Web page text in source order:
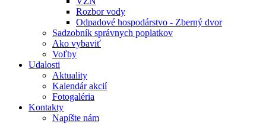
Rozbor vody
Odpadové hospodárstvo - Zberný dvor
Sadzobník správnych poplatkov
Ako vybaviť
Voľby
Udalosti
Aktuality
Kalendár akcií
Fotogaléria
Kontakty
Napíšte nám